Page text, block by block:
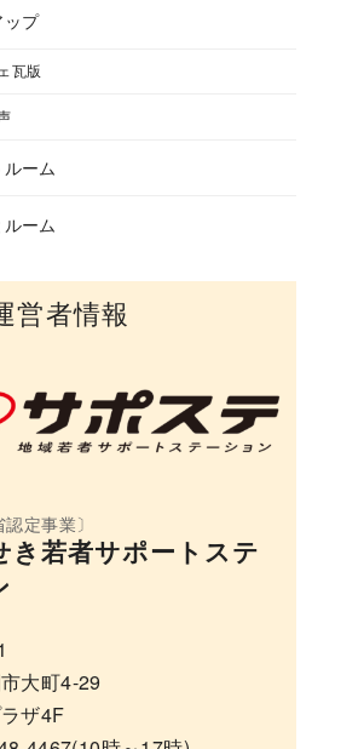
ップ
瓦版
ーム
ーム
営者情報
き若者サポートステ
大町4-29
ザ4F